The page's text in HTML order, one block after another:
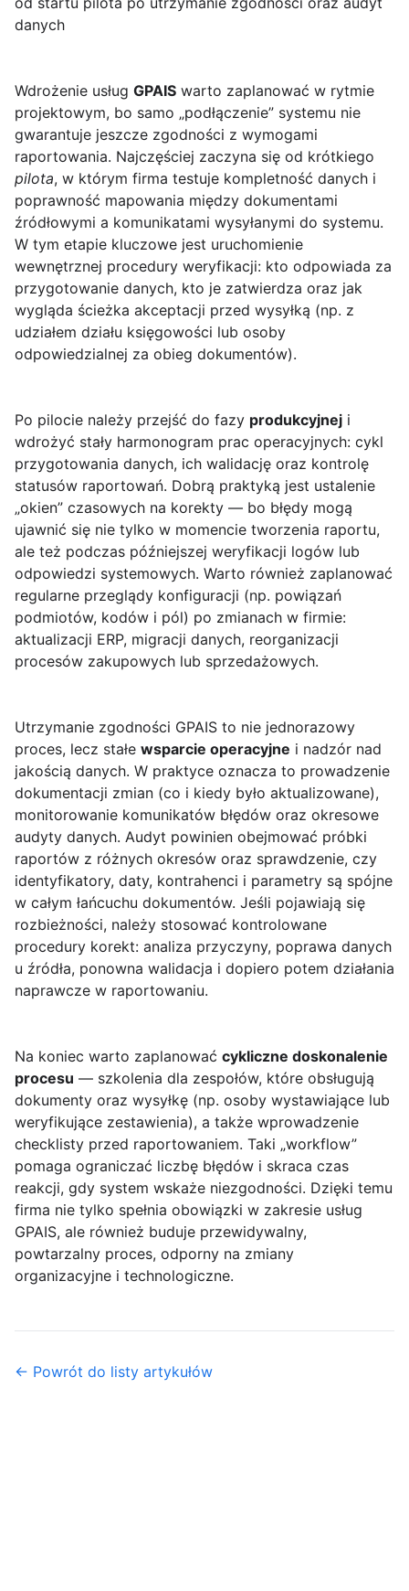
danych
Wdrożenie usług GPAIS warto zaplanować w rytmie
projektowym, bo samo „podłączenie” systemu nie
gwarantuje jeszcze zgodności z wymogami
raportowania. Najczęściej zaczyna się od krótkiego
pilota, w którym firma testuje kompletność danych i
poprawność mapowania między dokumentami
źródłowymi a komunikatami wysyłanymi do systemu.
W tym etapie kluczowe jest uruchomienie
wewnętrznej procedury weryfikacji: kto odpowiada za
przygotowanie danych, kto je zatwierdza oraz jak
wygląda ścieżka akceptacji przed wysyłką (np. z
udziałem działu księgowości lub osoby
odpowiedzialnej za obieg dokumentów).
Po pilocie należy przejść do fazy produkcyjnej i
wdrożyć stały harmonogram prac operacyjnych: cykl
przygotowania danych, ich walidację oraz kontrolę
statusów raportowań. Dobrą praktyką jest ustalenie
„okien” czasowych na korekty — bo błędy mogą
ujawnić się nie tylko w momencie tworzenia raportu,
ale też podczas późniejszej weryfikacji logów lub
odpowiedzi systemowych. Warto również zaplanować
regularne przeglądy konfiguracji (np. powiązań
podmiotów, kodów i pól) po zmianach w firmie:
aktualizacji ERP, migracji danych, reorganizacji
procesów zakupowych lub sprzedażowych.
Utrzymanie zgodności GPAIS to nie jednorazowy
proces, lecz stałe wsparcie operacyjne i nadzór nad
jakością danych. W praktyce oznacza to prowadzenie
dokumentacji zmian (co i kiedy było aktualizowane),
monitorowanie komunikatów błędów oraz okresowe
audyty danych. Audyt powinien obejmować próbki
raportów z różnych okresów oraz sprawdzenie, czy
identyfikatory, daty, kontrahenci i parametry są spójne
w całym łańcuchu dokumentów. Jeśli pojawiają się
rozbieżności, należy stosować kontrolowane
procedury korekt: analiza przyczyny, poprawa danych
u źródła, ponowna walidacja i dopiero potem działania
naprawcze w raportowaniu.
Na koniec warto zaplanować cykliczne doskonalenie
procesu — szkolenia dla zespołów, które obsługują
dokumenty oraz wysyłkę (np. osoby wystawiające lub
weryfikujące zestawienia), a także wprowadzenie
checklisty przed raportowaniem. Taki „workflow”
pomaga ograniczać liczbę błędów i skraca czas
reakcji, gdy system wskaże niezgodności. Dzięki temu
firma nie tylko spełnia obowiązki w zakresie usług
GPAIS, ale również buduje przewidywalny,
powtarzalny proces, odporny na zmiany
organizacyjne i technologiczne.
← Powrót do listy artykułów